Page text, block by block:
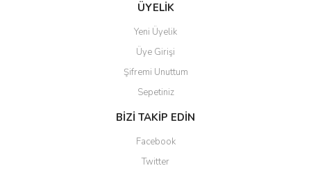
ÜYELİK
Yeni Üyelik
Üye Girişi
Şifremi Unuttum
Sepetiniz
BİZİ TAKİP EDİN
Facebook
Twitter